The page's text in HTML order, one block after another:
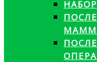
ПОСЛЕ
ПОСЛЕ